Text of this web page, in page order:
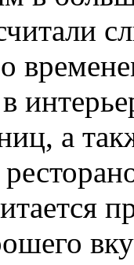
в
а